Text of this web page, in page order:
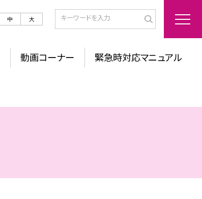
中 大
動画コーナー 緊急時対応マニュアル